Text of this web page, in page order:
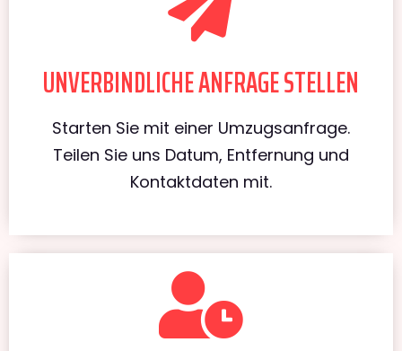
UNVERBINDLICHE ANFRAGE STELLEN
Starten Sie mit einer Umzugsanfrage.
Teilen Sie uns Datum, Entfernung und
Kontaktdaten mit.